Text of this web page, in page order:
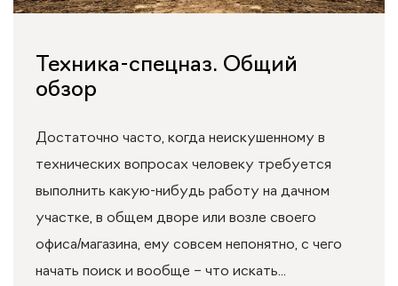
Техника-спецназ. Общий
обзор
Достаточно часто, когда неискушенному в
технических вопросах человеку требуется
выполнить какую-нибудь работу на дачном
участке, в общем дворе или возле своего
офиса/магазина, ему совсем непонятно, с чего
начать поиск и вообще – что искать...